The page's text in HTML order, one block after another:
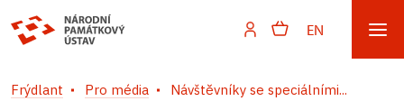
EN
Frýdlant Pro média Návštěvníky se speciálními...